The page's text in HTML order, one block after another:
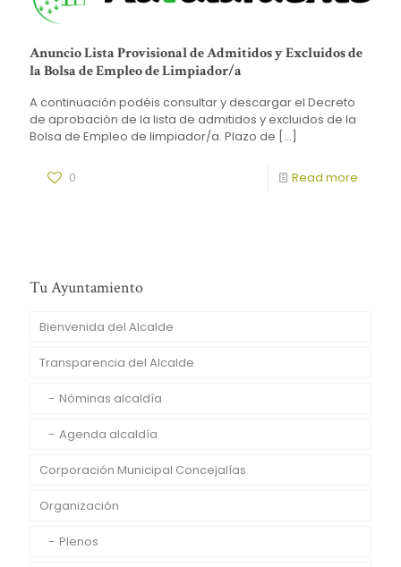
Anuncio Lista Provisional de Admitidos y Excluidos de
la Bolsa de Empleo de Limpiador/a
A continuación podéis consultar y descargar el Decreto
de aprobación de la lista de admitidos y excluidos de la
Bolsa de Empleo de limpiador/a. Plazo de […]
0 Read more
Tu Ayuntamiento
Bienvenida del Alcalde
Transparencia del Alcalde
Nóminas alcaldía
Agenda alcaldía
Corporación Municipal Concejalías
Organización
Plenos